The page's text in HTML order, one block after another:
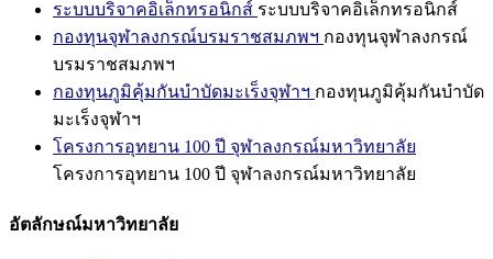
ระบบบริจาคอิเล็กทรอนิกส์ ระบบบริจาคอิเล็กทรอนิกส์
กองทุนจุฬาลงกรณ์บรมราชสมภพฯ กองทุนจุฬาลงกรณ์
บรมราชสมภพฯ
กองทุนภูมิคุ้มกันบำบัดมะเร็งจุฬาฯ กองทุนภูมิคุ้มกันบำบัด
มะเร็งจุฬาฯ
โครงการอุทยาน 100 ปี จุฬาลงกรณ์มหาวิทยาลัย
โครงการอุทยาน 100 ปี จุฬาลงกรณ์มหาวิทยาลัย
อัตลักษณ์มหาวิทยาลัย